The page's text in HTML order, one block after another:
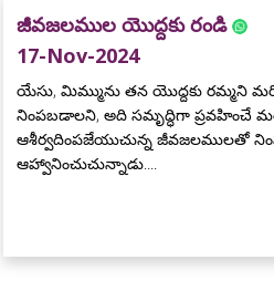
జీవజలముల యొద్దకు రండి
17-Nov-2024
యేసు, మిమ్మును తన యొద్దకు రమ్మని
నింపబడాలని, అది సమృద్ధిగా ప్రవహించే
ఆశీర్వదింపజేయుచున్న జీవజలములతో
ఆహ్వానించుచున్నాడు....